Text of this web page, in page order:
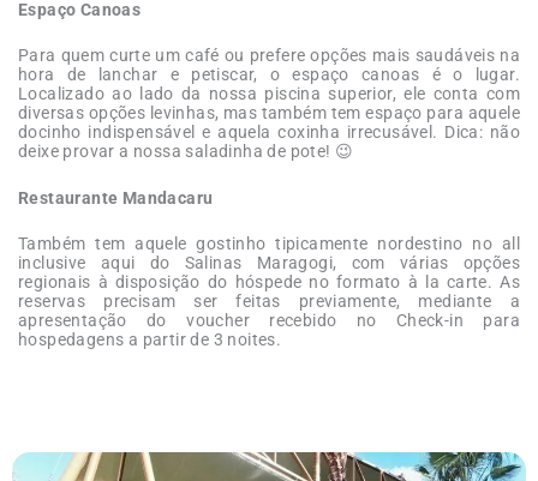
Espaço Canoas
Para quem curte um café ou prefere opções mais saudáveis na
hora de lanchar e petiscar, o espaço canoas é o lugar.
Localizado ao lado da nossa piscina superior, ele conta com
diversas opções levinhas, mas também tem espaço para aquele
docinho indispensável e aquela coxinha irrecusável. Dica: não
deixe provar a nossa saladinha de pote! 😉
Restaurante Mandacaru
Também tem aquele gostinho tipicamente nordestino no all
inclusive aqui do Salinas Maragogi, com várias opções
regionais à disposição do hóspede no formato à la carte. As
reservas precisam ser feitas previamente, mediante a
apresentação do voucher recebido no Check-in para
hospedagens a partir de 3 noites.